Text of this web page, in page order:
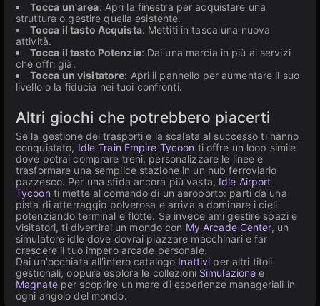
Tocca un'area: Apri la finestra per acquistare una
struttura o gestire quella esistente.
Tocca il tasto Acquista: Mettiti in tasca una nuova
attività.
Tocca il tasto Potenzia: Dai una marcia in più ai servizi
che offri già.
Tocca un visitatore: Apri il pannello per aumentare il suo
livello o la fiducia nei tuoi confronti.
Altri giochi che potrebbero piacerti
Se la gestione dei trasporti e la scalata al successo ti hanno
conquistato, Idle Train Empire Tycoon ti offre un loop simile
dove potrai comprare treni, personalizzare le linee e
trasformare una semplice stazione in un hub ferroviario
pazzesco. Per una sfida ancora più vasta, Idle Airport
Tycoon ti mette al comando di un aeroporto: parti da una
pista di atterraggio polverosa e arriva a dominare i cieli
potenziando terminal e flotte. Se invece ami gestire spazi e
visitatori, ti divertirai un mondo con My Arcade Center, un
simulatore idle dove dovrai piazzare macchinari e far
crescere il tuo impero arcade personale.
Dai un'occhiata all'intero catalogo Inattivi per altri titoli
gestionali, oppure esplora le collezioni Simulazione e
Magnateper scoprire un mare di esperienze manageriali in
ogni angolo del mondo.